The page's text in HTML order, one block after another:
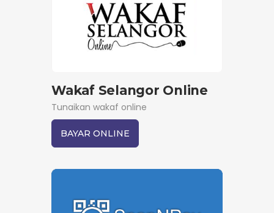
Wakaf Selangor Online
Tunaikan wakaf online
BAYAR ONLINE